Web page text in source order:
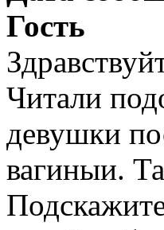
Гость
Читали
девушки
вагиныи.